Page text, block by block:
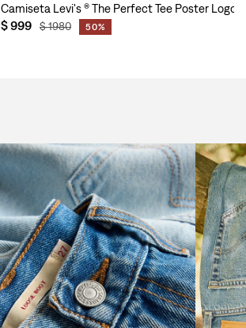
Camiseta Levi's ® The Perfect Tee Poster Logo
$999 $1980 50%